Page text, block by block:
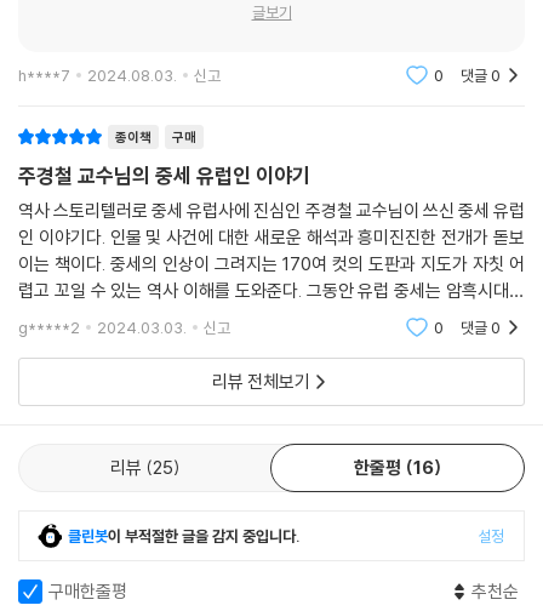
관의 벽을 장식하는 태피스트리, 중세의 역사가 살아 숨쉬는 바스라질 것
같은 연대기 책장, 오늘도 우리를 매혹하는 그림, 조각, 지도는 물론 OTT
알게 모르게 만나고 있던 중세를 알아챌 수 있도록 이 책에서는 수많은 시
각자료로 이해를 돕는다.
가령 유럽 여행자라면 여행지로 손꼽게 되는 파리 노트르담 대성당, 산티
아고 데 콤포스텔라, 몽생미셸 수도원, 두오모 오페라 박물관, 상크트바실
리 대성당, 로레토 산타 카사, 팔레르모 카펠라 팔라티나 등 유명 장소들이
담고 있는 이야기를 책에서 빼놓지 않고 소개하는데, 현장 사진으로 생생
함을 더한다.
또 각종 연대기나 중세 고서에 담긴 도판들을 적극적으로 사용해 당대가
그린 자신의 모습을 있는 그대로 알 수 있도록 했다. 여러 컷의 지도는 중세
유럽의 복잡한 정치 지형을 한눈에 이해할 수 있게 한다.
역사에서의 ‘오트 불가리자시옹(haute vulgarisation, 고급 통속화)’, 즉
대중들이 잘 이해할 수 있도록 고급하게 다듬고, 무엇보다 잘 벼려진 글솜
씨로 흥미진진하게 이야기에 빠져들게 하는 주경철 교수의 글쓰기에 더해
170여 컷의 시각자료가 독서를 풍요롭게 해 줄 것이다.
글보기
h****7 2024.08.03. 신고 0 댓글0
종이책 구매
주경철 교수님의 중세 유럽인 이야기
역사 스토리텔러로 중세 유럽사에 진심인 주경철 교수님이 쓰신 중세 유럽
인 이야기다. 인물 및 사건에 대한 새로운 해석과 흥미진진한 전개가 돋보
이는 책이다. 중세의 인상이 그려지는 170여 컷의 도판과 지도가 자칫 어
렵고 꼬일 수 있는 역사 이해를 도와준다. 그동안 유럽 중세는 암흑시대라
는 잘못된 이미지가 덧칠되어 있었다. 고대 그리스-로마의 찬란한 문화의
빛이 사그라든 후
g*****2 2024.03.03. 신고 0 댓글0
리뷰 전체보기
리뷰 25 한줄평 16
클린봇이 부적절한 글을 감지 중입니다. 설정
구매한줄평 추천순